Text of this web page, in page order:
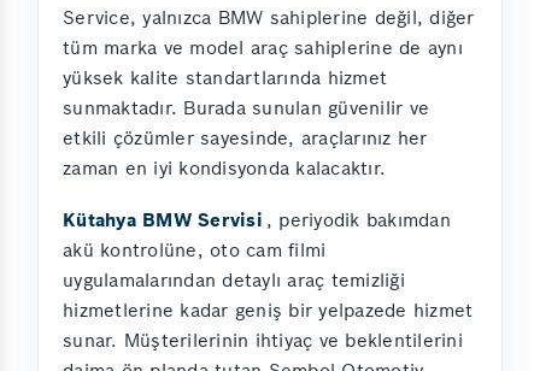
Service, yalnızca BMW sahiplerine değil, diğer
tüm marka ve model araç sahiplerine de aynı
yüksek kalite standartlarında hizmet
sunmaktadır. Burada sunulan güvenilir ve
etkili çözümler sayesinde, araçlarınız her
zaman en iyi kondisyonda kalacaktır.
Kütahya BMW Servisi , periyodik bakımdan
akü kontrolüne, oto cam filmi
uygulamalarından detaylı araç temizliği
hizmetlerine kadar geniş bir yelpazede hizmet
sunar. Müşterilerinin ihtiyaç ve beklentilerini